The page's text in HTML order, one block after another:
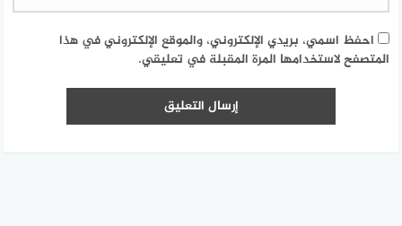
احفظ اسمي، بريدي الإلكتروني، والموقع الإلكتروني في هذا
المتصفح لاستخدامها المرة المقبلة في تعليقي.